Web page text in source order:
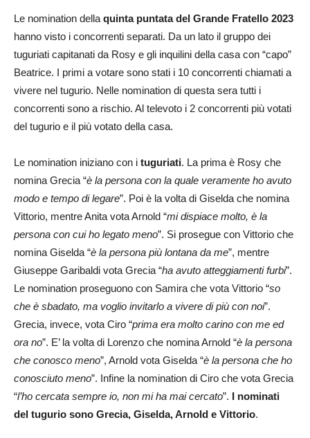
Le nomination dellaquinta puntata del Grande Fratello 2023
hanno visto i concorrenti separati. Da un lato il gruppo dei
tuguriati capitanati da Rosy e gli inquilini della casa con “capo”
Beatrice. I primi a votare sono stati i 10 concorrenti chiamati a
vivere nel tugurio. Nelle nomination di questa sera tutti i
concorrenti sono a rischio. Al televoto i 2 concorrenti più votati
del tugurio e il più votato della casa.
Le nomination iniziano con i tuguriati. La prima è Rosy che
nomina Grecia “è la persona con la quale veramente ho avuto
modo e tempo di legare”. Poi è la volta di Giselda che nomina
Vittorio, mentre Anita vota Arnold “mi dispiace molto, è la
persona con cui ho legato meno”. Si prosegue con Vittorio che
nomina Giselda “è la persona più lontana da me”, mentre
Giuseppe Garibaldi vota Grecia “ha avuto atteggiamenti furbi”.
Le nomination proseguono con Samira che vota Vittorio “so
che è sbadato, ma voglio invitarlo a vivere di più con noi”.
Grecia, invece, vota Ciro “prima era molto carino con me ed
ora no”. E’ la volta di Lorenzo che nomina Arnold “è la persona
che conosco meno”, Arnold vota Giselda “è la persona che ho
conosciuto meno”. Infine la nomination di Ciro che vota Grecia
“l’ho cercata sempre io, non mi ha mai cercato”.
I nominati
del tugurio sono Grecia, Giselda, Arnold e Vittorio.